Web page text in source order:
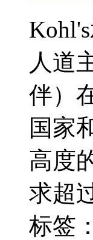
人道
伴）
国家
高度
求超
标签：